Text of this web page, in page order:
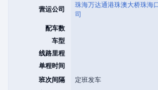
营运公司
珠海万达通港珠澳大桥珠海
司
配车数
车型
线路里程
单程时间
班次间隔
定班发车